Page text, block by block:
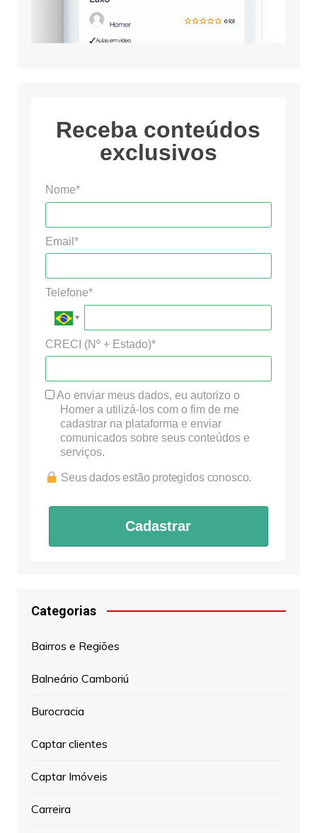
Receba conteúdos
exclusivos
Nome*
Email*
Telefone*
CRECI (Nº + Estado)*
Ao enviar meus dados, eu autorizo o
Homer a utilizá-los com o fim de me
cadastrar na plataforma e enviar
comunicados sobre seus conteúdos e
serviços.
Seus dados estão protegidos conosco.
Cadastrar
Categorias
Bairros e Regiões
Balneário Camboriú
Burocracia
Captar clientes
Captar Imóveis
Carreira